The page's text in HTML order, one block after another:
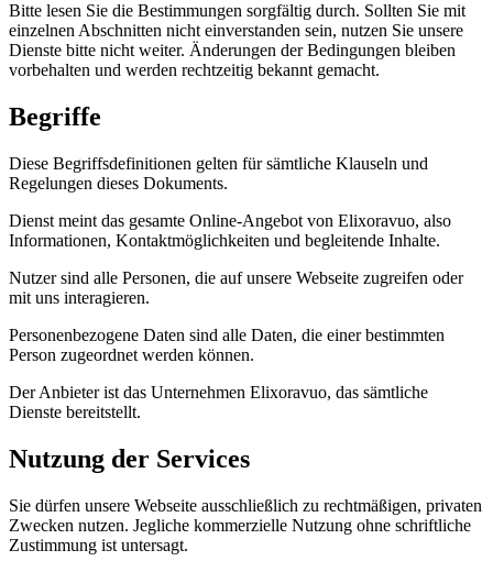
Bitte lesen Sie die Bestimmungen sorgfältig durch. Sollten Sie mit
einzelnen Abschnitten nicht einverstanden sein, nutzen Sie unsere
Dienste bitte nicht weiter. Änderungen der Bedingungen bleiben
vorbehalten und werden rechtzeitig bekannt gemacht.
Begriffe
Diese Begriffsdefinitionen gelten für sämtliche Klauseln und
Regelungen dieses Dokuments.
Dienst meint das gesamte Online-Angebot von Elixoravuo, also
Informationen, Kontaktmöglichkeiten und begleitende Inhalte.
Nutzer sind alle Personen, die auf unsere Webseite zugreifen oder
mit uns interagieren.
Personenbezogene Daten sind alle Daten, die einer bestimmten
Person zugeordnet werden können.
Der Anbieter ist das Unternehmen Elixoravuo, das sämtliche
Dienste bereitstellt.
Nutzung der Services
Sie dürfen unsere Webseite ausschließlich zu rechtmäßigen, privaten
Zwecken nutzen. Jegliche kommerzielle Nutzung ohne schriftliche
Zustimmung ist untersagt.